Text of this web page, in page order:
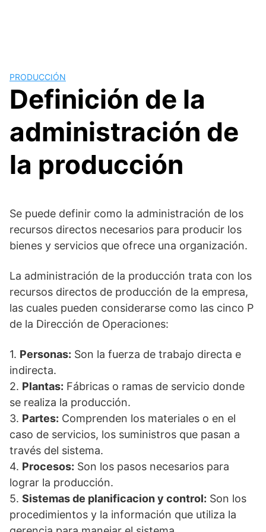
PRODUCCIÓN
Definición de la
administración de
la producción
Se puede definir como la administración de los
recursos directos necesarios para producir los
bienes y servicios que ofrece una organización.
La administración de la producción trata con los
recursos directos de producción de la empresa,
las cuales pueden considerarse como las cinco P
de la Dirección de Operaciones:
1. Personas: Son la fuerza de trabajo directa e
indirecta.
2. Plantas: Fábricas o ramas de servicio donde
se realiza la producción.
3. Partes: Comprenden los materiales o en el
caso de servicios, los suministros que pasan a
través del sistema.
4. Procesos: Son los pasos necesarios para
lograr la producción.
5. Sistemas de planificacion y control: Son los
procedimientos y la información que utiliza la